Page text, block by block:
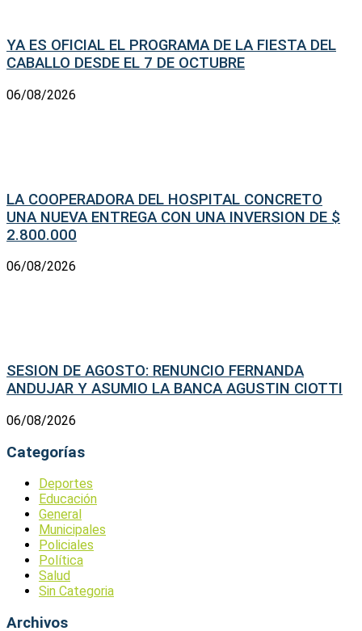
YA ES OFICIAL EL PROGRAMA DE LA FIESTA DEL
CABALLO DESDE EL 7 DE OCTUBRE
06/08/2026
LA COOPERADORA DEL HOSPITAL CONCRETO
UNA NUEVA ENTREGA CON UNA INVERSION DE $
2.800.000
06/08/2026
SESION DE AGOSTO: RENUNCIO FERNANDA
ANDUJAR Y ASUMIO LA BANCA AGUSTIN CIOTTI
06/08/2026
Categorías
Deportes
Educación
General
Municipales
Policiales
Política
Salud
Sin Categoria
Archivos